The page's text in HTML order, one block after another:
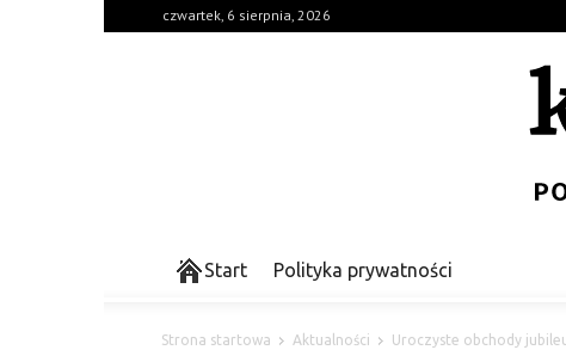
czwartek, 6 sierpnia, 2026
Start Polityka prywatności
Strona startowa Aktualności Uroczyste obchody